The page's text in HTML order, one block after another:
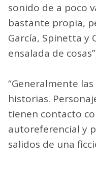
sonido de a poco
bastante propia,
García, Spinetta y
ensalada de
“Generalmente
historias.
tienen contacto
autoreferencial y
salidos de una